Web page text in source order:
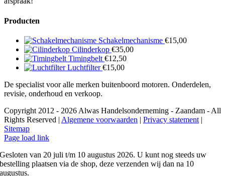
Producten
Schakelmechanisme €15,00
Cilinderkop €35,00
Timingbelt €12,50
Luchtfilter €15,00
De specialist voor alle merken buitenboord motoren. Onderdelen,
revisie, onderhoud en verkoop.
Copyright 2012 - 2026 Alwas Handelsonderneming - Zaandam - All
Rights Reserved | Algemene voorwaarden | Privacy statement |
Sitemap
Page load link
Gesloten van 20 juli t/m 10 augustus 2026. U kunt nog steeds uw
bestelling plaatsen via de shop, deze verzenden wij dan na 10
augustus.